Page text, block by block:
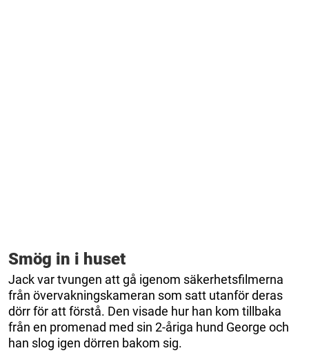
Smög in i huset
Jack var tvungen att gå igenom säkerhetsfilmerna
från övervakningskameran som satt utanför deras
dörr för att förstå. Den visade hur han kom tillbaka
från en promenad med sin 2-åriga hund George och
han slog igen dörren bakom sig.